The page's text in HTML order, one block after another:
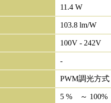
11.4 W
103.8 lm/W
100V - 242V
-
PWM調光方式
5 % ～ 100%